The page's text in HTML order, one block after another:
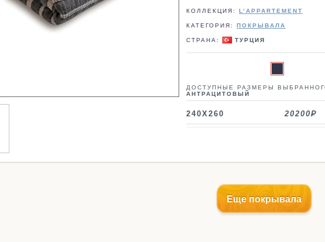
КОЛЛЕКЦИЯ: L’APPARTEMENT
КАТЕГОРИЯ: ПОКРЫВАЛА
СТРАНА: ТУРЦИЯ
ДОСТУПНЫЕ РАЗМЕРЫ
АНТРАЦИТОВЫЙ
240X260 20200
Еще покрывала